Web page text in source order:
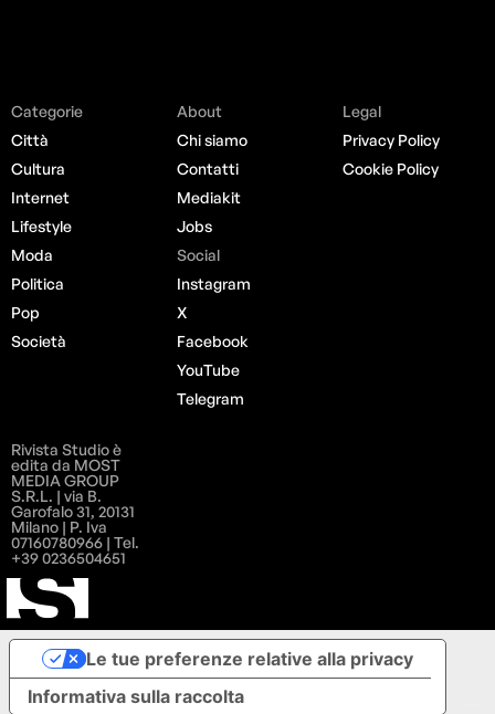
Categorie
Città
Cultura
Internet
Lifestyle
Moda
Politica
Pop
Società
About
Chi siamo
Contatti
Mediakit
Jobs
Social
Instagram
X
Facebook
YouTube
Telegram
Legal
Privacy Policy
Cookie Policy
Rivista Studio è
edita da MOST
MEDIA GROUP
S.R.L. | via B.
Garofalo 31, 20131
Milano | P. Iva
07160780966 | Tel.
+39 0236504651
Informativa sulla raccolta
Le tue preferenze relative alla privacy